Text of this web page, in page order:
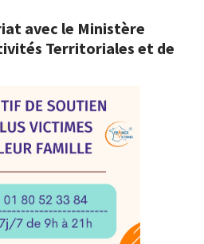
avec le Ministère
Territoriales et de